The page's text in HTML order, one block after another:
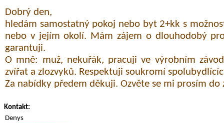
Dobrý den,
hledám samostatný pokoj nebo byt 2+kk s
nebo v jejím okolí. Mám zájem o dlouhodobý
garantuji.
O mně: muž, nekuřák, pracuji ve výrobním
zvířat a zlozvyků. Respektuji soukromí
Za nabídky předem děkuji. Ozvěte se mi prosím do
Kontakt:
Denys